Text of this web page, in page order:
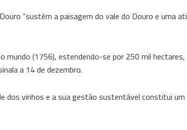
“sustêm a paisagem do vale do Douro e uma
mundo (1756), estendendo-se por 250 mil
a 14 de dezembro.
dos vinhos e a sua gestão sustentável constitui